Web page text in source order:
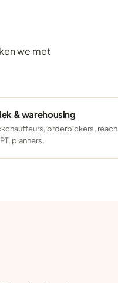
we met
& warehousing
orderpickers, reach
planners.